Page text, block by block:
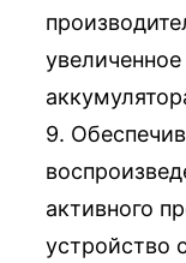
9.
активного
устройство